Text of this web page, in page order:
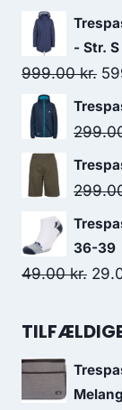
- Str. S
999.00kr.
36-39
49.00kr.